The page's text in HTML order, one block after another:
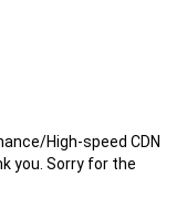
High-speed CDN
you. Sorry for the